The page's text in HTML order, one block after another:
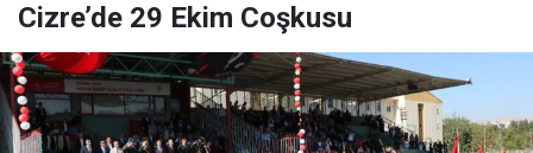
Cizre’de 29 Ekim Coşkusu